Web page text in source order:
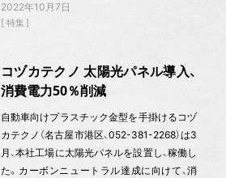
2022年10月7日
特集
コヅカテクノ 太陽光パネル導入、
消費電力50％削減
自動車向けプラスチック金型を手掛けるコヅ
カテクノ（名古屋市港区、052-381-2268）は3
月、本社工場に太陽光パネルを設置し、稼働し
た。カーボンニュートラル達成に向けて、消